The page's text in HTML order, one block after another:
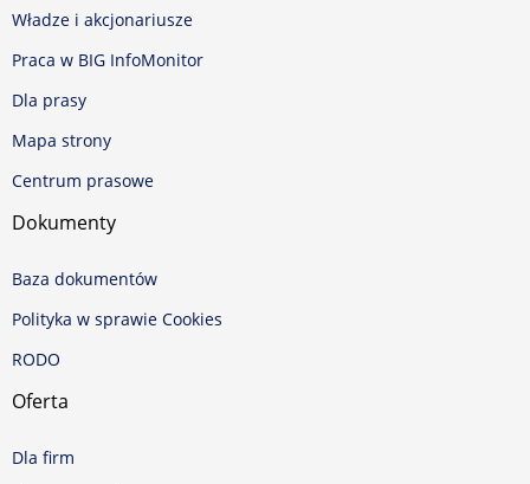
Władze i akcjonariusze
Praca w BIG InfoMonitor
Dla prasy
Mapa strony
Centrum prasowe
Dokumenty
Baza dokumentów
Polityka w sprawie Cookies
RODO
Oferta
Dla firm